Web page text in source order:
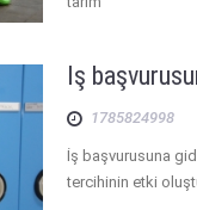
İş
1785824998
İş başvurusuna
tercihinin etki